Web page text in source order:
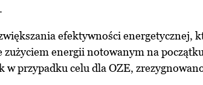
efektywności energetycznej,
energii notowanym na
przypadku celu dla OZE,